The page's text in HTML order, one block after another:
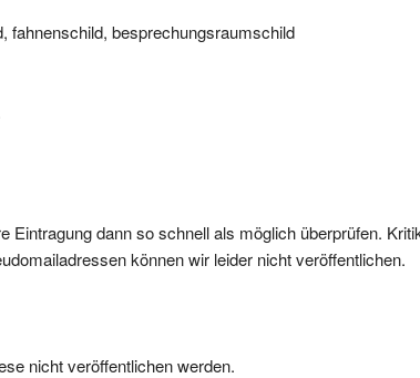
fahnenschild, besprechungsraumschild
Eintragung dann so schnell als möglich überprüfen.
können wir leider nicht veröffentlichen.
nicht veröffentlichen werden.